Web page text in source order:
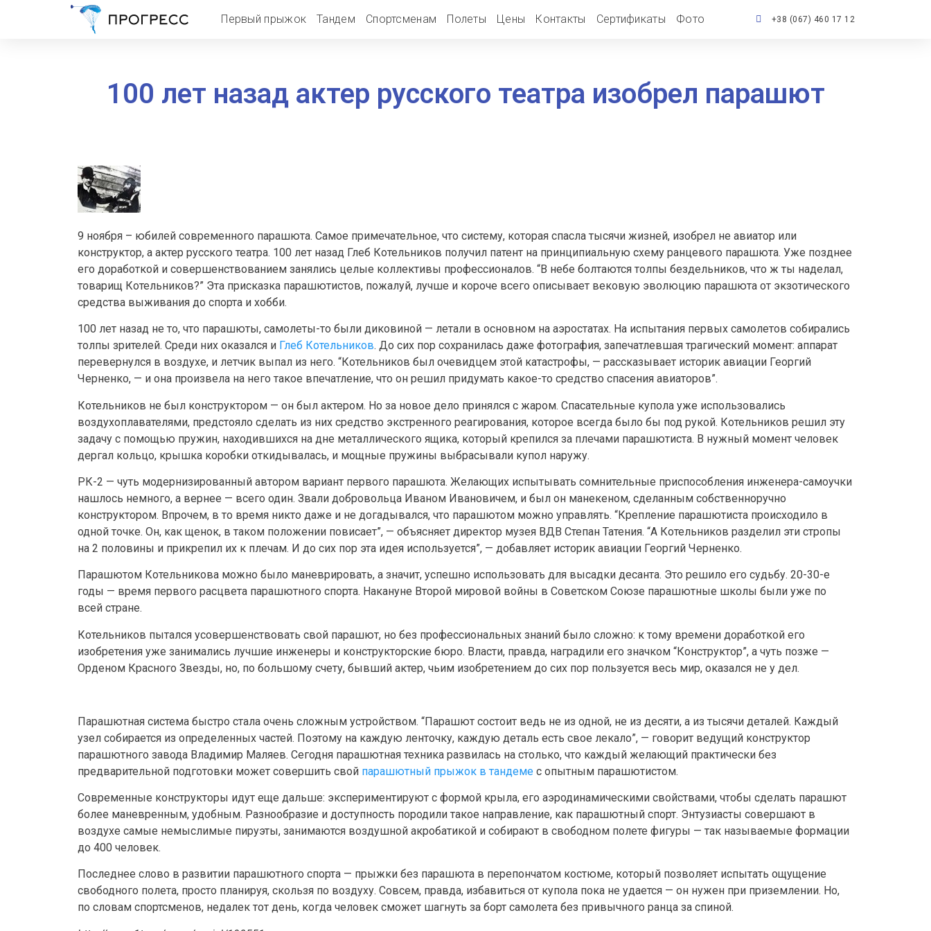
Первый прыжок Тандем Спортсменам Полеты Цены Контакты Сертификаты Фото +38 (067) 460 17 12
100 лет назад актер русского театра изобрел парашют
9 ноября – юбилей современного парашюта. Самое примечательное, что систему, которая спасла тысячи жизней, изобрел не авиатор или
конструктор, а актер русского театра. 100 лет назад Глеб Котельников получил патент на принципиальную схему ранцевого парашюта. Уже позднее
его доработкой и совершенствованием занялись целые коллективы профессионалов. “В небе болтаются толпы бездельников, что ж ты наделал,
товарищ Котельников?” Эта присказка парашютистов, пожалуй, лучше и короче всего описывает вековую эволюцию парашюта от экзотического
средства выживания до спорта и хобби.
100 лет назад не то, что парашюты, самолеты-то были диковиной — летали в основном на аэростатах. На испытания первых самолетов собирались
толпы зрителей. Среди них оказался и Глеб Котельников. До сих пор сохранилась даже фотография, запечатлевшая трагический момент: аппарат
перевернулся в воздухе, и летчик выпал из него. “Котельников был очевидцем этой катастрофы, — рассказывает историк авиации Георгий
Черненко, — и она произвела на него такое впечатление, что он решил придумать какое-то средство спасения авиаторов”.
Котельников не был конструктором — он был актером. Но за новое дело принялся с жаром. Спасательные купола уже использовались
воздухоплавателями, предстояло сделать из них средство экстренного реагирования, которое всегда было бы под рукой. Котельников решил эту
задачу с помощью пружин, находившихся на дне металлического ящика, который крепился за плечами парашютиста. В нужный момент человек
дергал кольцо, крышка коробки откидывалась, и мощные пружины выбрасывали купол наружу.
РК-2 — чуть модернизированный автором вариант первого парашюта. Желающих испытывать сомнительные приспособления инженера-самоучки
нашлось немного, а вернее — всего один. Звали добровольца Иваном Ивановичем, и был он манекеном, сделанным собственноручно
конструктором. Впрочем, в то время никто даже и не догадывался, что парашютом можно управлять. “Крепление парашютиста происходило в
одной точке. Он, как щенок, в таком положении повисает”, — объясняет директор музея ВДВ Степан Татения. “А Котельников разделил эти стропы
на 2 половины и прикрепил их к плечам. И до сих пор эта идея используется”, — добавляет историк авиации Георгий Черненко.
Парашютом Котельникова можно было маневрировать, а значит, успешно использовать для высадки десанта. Это решило его судьбу. 20-30-е
годы — время первого расцвета парашютного спорта. Накануне Второй мировой войны в Советском Союзе парашютные школы были уже по
всей стране.
Котельников пытался усовершенствовать свой парашют, но без профессиональных знаний было сложно: к тому времени доработкой его
изобретения уже занимались лучшие инженеры и конструкторские бюро. Власти, правда, наградили его значком “Конструктор”, а чуть позже —
Орденом Красного Звезды, но, по большому счету, бывший актер, чьим изобретением до сих пор пользуется весь мир, оказался не у дел.
Парашютная система быстро стала очень сложным устройством. “Парашют состоит ведь не из одной, не из десяти, а из тысячи деталей. Каждый
узел собирается из определенных частей. Поэтому на каждую ленточку, каждую деталь есть свое лекало”, — говорит ведущий конструктор
парашютного завода Владимир Маляев. Сегодня парашютная техника развилась на столько, что каждый желающий практически без
предварительной подготовки может совершить свой парашютный прыжок в тандеме с опытным парашютистом.
Современные конструкторы идут еще дальше: экспериментируют с формой крыла, его аэродинамическими свойствами, чтобы сделать парашют
более маневренным, удобным. Разнообразие и доступность породили такое направление, как парашютный спорт. Энтузиасты совершают в
воздухе самые немыслимые пируэты, занимаются воздушной акробатикой и собирают в свободном полете фигуры — так называемые формации
до 400 человек.
Последнее слово в развитии парашютного спорта — прыжки без парашюта в перепончатом костюме, который позволяет испытать ощущение
свободного полета, просто планируя, скользя по воздуху. Совсем, правда, избавиться от купола пока не удается — он нужен при приземлении. Но,
по словам спортсменов, недалек тот день, когда человек сможет шагнуть за борт самолета без привычного ранца за спиной.